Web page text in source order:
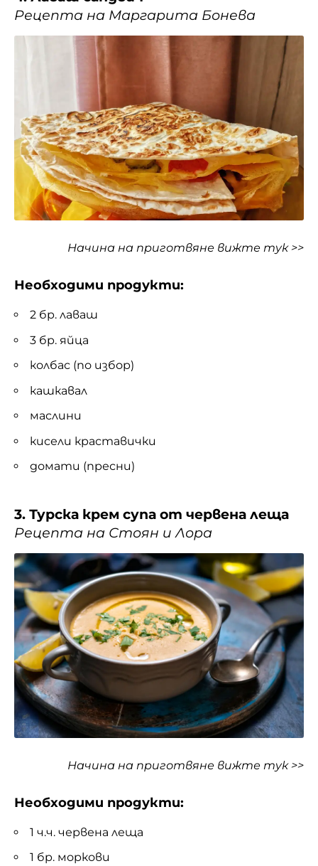
Рецепта на Маргарита Бонева
Начина на приготвяне вижте тук >>
Необходими продукти:
2 бр. лаваш
3 бр. яйца
колбас (по избор)
кашкавал
маслини
кисели краставички
домати (пресни)
3. Турска крем супа от червена леща
Рецепта на Стоян и Лора
Начина на приготвяне вижте тук >>
Необходими продукти:
1 ч.ч. червена леща
1 бр. моркови